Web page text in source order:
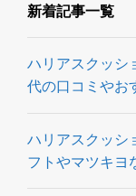
新着記事一覧
ハリアスクッシ
代の口コミやお
ハリアスクッシ
フトやマツキヨ